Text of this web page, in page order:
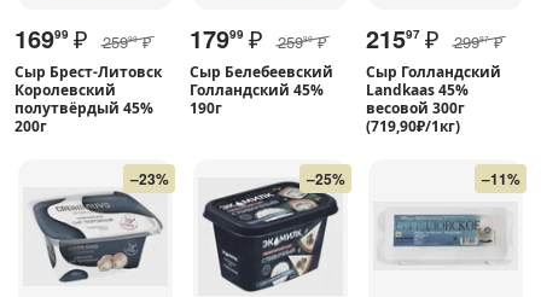
16999 ₽ 25999 ₽
Сыр Брест-Литовск
Королевский
полутвёрдый 45%
200г
17999 ₽ 25999 ₽
Сыр Белебеевский
Голландский 45%
190г
21597 ₽ 29997 ₽
Сыр Голландский
Landkaas 45%
весовой 300г
(719,90₽/1кг)
–23% –25% –11%